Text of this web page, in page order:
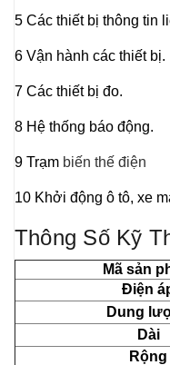
5 Các thiết bị thông tin
6 Vận hành các thiết bị.
7 Các thiết bị đo.
8 Hệ thống báo động.
9 Trạm biến thế điện
10 Khởi động ô tô, xe
Thông Số Kỹ
Mã sản
Điện
Dung
Dài
Rộng